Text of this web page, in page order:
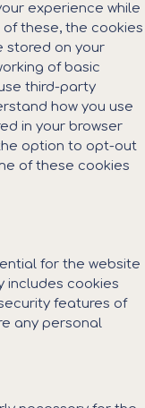
experience while
these, the cookies
stored on your
of basic
third-party
how you use
in your browser
option to opt-out
of these cookies
for the website
includes cookies
features of
any personal